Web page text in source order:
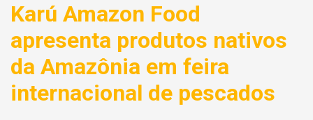
Karú Amazon Food
apresenta produtos nativos
da Amazônia em feira
internacional de pescados